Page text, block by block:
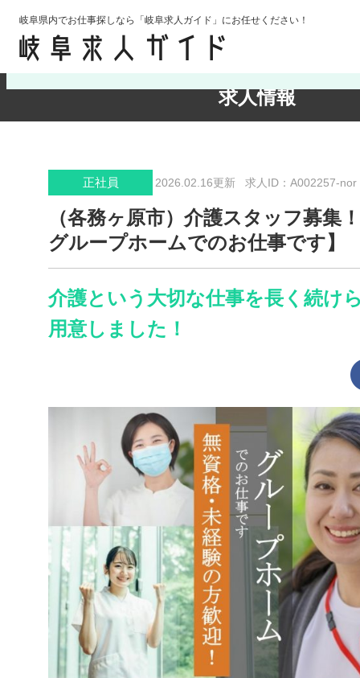
岐阜県内でお仕事探しなら「岐阜求人ガイド」にお任せください！
求人情報
検索条件の確認・変更
正社員 2026.02.16更新 求人ID：A002257-nor
（各務ヶ原市）介護スタッフ募集
グループホームでのお仕事です】
介護という大切な仕事を長く続け
用意しました！